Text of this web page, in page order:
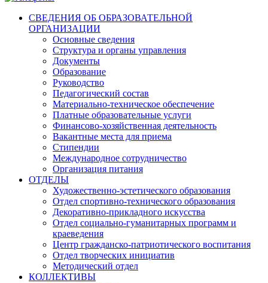
СВЕДЕНИЯ ОБ ОБРАЗОВАТЕЛЬНОЙ
ОРГАНИЗАЦИИ
Основные сведения
Структура и органы управления
Документы
Образование
Руководство
Педагогический состав
Материально-техническое обеспечение
Платные образовательные услуги
Финансово-хозяйственная деятельность
Вакантные места для приема
Стипендии
Международное сотрудничество
Организация питания
ОТДЕЛЫ
Художественно-эстетического образования
Отдел спортивно-технического образования
Декоративно-прикладного искусства
Отдел социально-гуманитарных программ и
краеведения
Центр гражданско-патриотического воспитания
Отдел творческих инициатив
Методический отдел
КОЛЛЕКТИВЫ